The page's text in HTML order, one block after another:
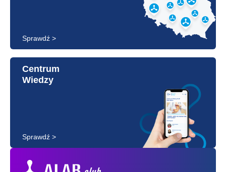
Sprawdź >
Centrum
Wiedzy
Sprawdź >